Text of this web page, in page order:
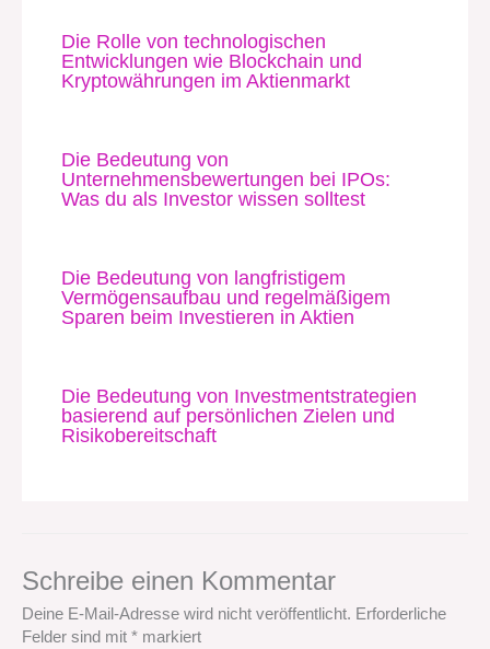
Die Rolle von technologischen
Entwicklungen wie Blockchain und
Kryptowährungen im Aktienmarkt
Die Bedeutung von
Unternehmensbewertungen bei IPOs:
Was du als Investor wissen solltest
Die Bedeutung von langfristigem
Vermögensaufbau und regelmäßigem
Sparen beim Investieren in Aktien
Die Bedeutung von Investmentstrategien
basierend auf persönlichen Zielen und
Risikobereitschaft
Schreibe einen Kommentar
Deine E-Mail-Adresse wird nicht veröffentlicht. Erforderliche
Felder sind mit * markiert